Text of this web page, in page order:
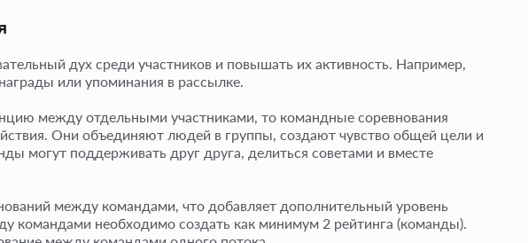
дух среди участников и повышать их активность. Например,
или упоминания в рассылке.
между отдельными участниками, то командные соревнования
Они объединяют людей в группы, создают чувство общей цели и
могут поддерживать друг друга, делиться советами и вместе
между командами, что добавляет дополнительный уровень
командами необходимо создать как минимум 2 рейтинга (команды).